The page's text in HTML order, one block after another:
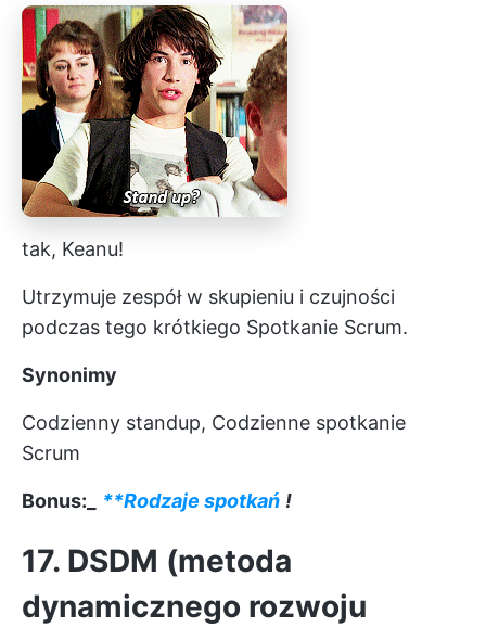
tak, Keanu!
Utrzymuje zespół w skupieniu i czujności
podczas tego krótkiego Spotkanie Scrum.
Synonimy
Codzienny standup, Codzienne spotkanie
Scrum
Bonus:_ **Rodzaje spotkań !
17. DSDM (metoda
dynamicznego rozwoju